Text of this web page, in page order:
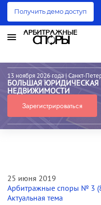
Получить демо доступ
13 ноября 2026 года | Санкт-
БОЛЬШАЯ
НЕДВИЖИМОСТИ
Зарегистрироваться
25 июня 2019
Арбитражные споры № 3
Актуальная тема